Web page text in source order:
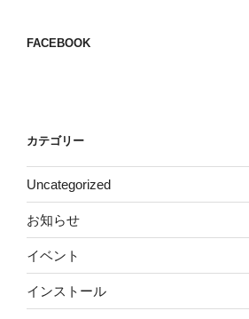
FACEBOOK
カテゴリー
Uncategorized
お知らせ
イベント
インストール